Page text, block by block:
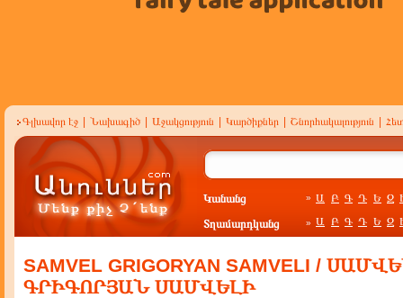
Գլխավոր էջ Նախագիծ Աջակցություն Կարծիքներ Շնորհակալություն
Կանանց » Ա Բ Գ Դ Ե Զ
Տղամարդկանց » Ա Բ Գ Դ Ե Զ
SAMVEL GRIGORYAN SAMVELI /
ԳՐԻԳՈՐՅԱՆ ՍԱՄՎԵԼԻ